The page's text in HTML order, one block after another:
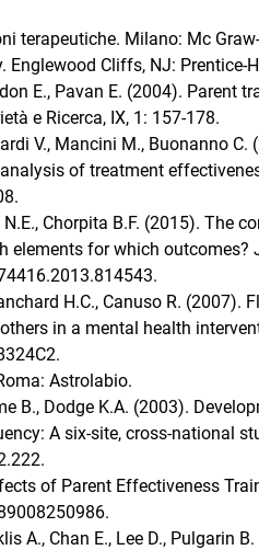
terapeutiche. Milano: Mc
Englewood Cliffs, NJ: Prentice-
E., Pavan E. (2004). Parent
e Ricerca, IX, 1: 157-178.
V., Mancini M., Buonanno C.
of treatment
Chorpita B.F. (2015). The
elements for which
H.C., Canuso R. (2007).
in a mental health
Astrolabio.
B., Dodge K.A. (2003).
A six-site, cross-national
of Parent Effectiveness
A., Chan E., Lee D., Pulgarin